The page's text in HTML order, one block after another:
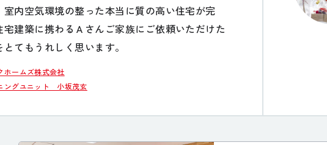
室内空気環境の整った本当に質の高い住宅が完
宅建築に携わるＡさんご家族にご依頼いただけた
とてもうれしく思います。
ホームズ株式会社
ングユニット 小坂茂玄